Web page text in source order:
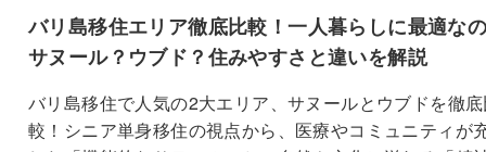
バリ島移住エリア徹底比較！一人暮らしに最適な
サヌール？ウブド？住みやすさと違いを解説
バリ島移住で人気の2大エリア、サヌールとウブドを徹
較！シニア単身移住の視点から、医療やコミュニティが